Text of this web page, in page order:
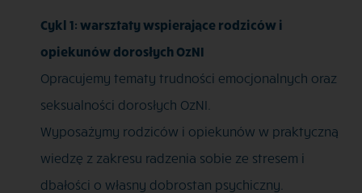
Cykl 1: warsztaty wspierające rodziców i
opiekunów dorosłych OzNI
Opracujemy tematy trudności emocjonalnych oraz
seksualności dorosłych OzNI.
Wyposażymy rodziców i opiekunów w praktyczną
wiedzę z zakresu radzenia sobie ze stresem i
dbałości o własny dobrostan psychiczny.